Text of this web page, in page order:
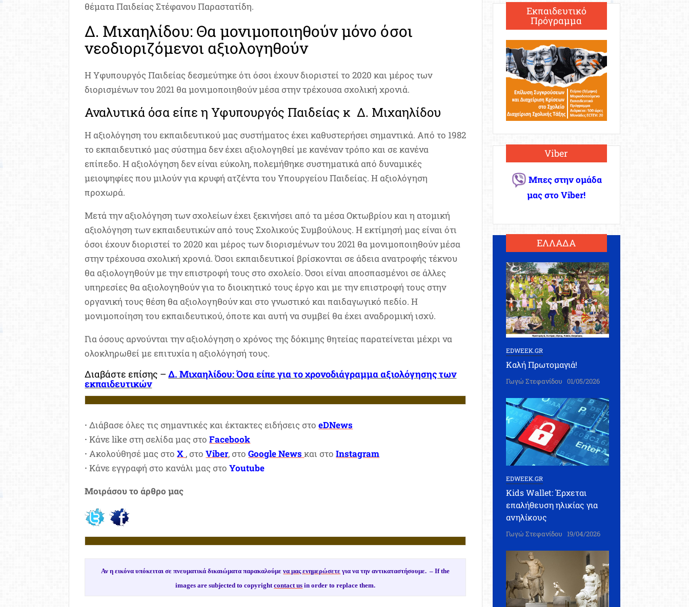
θέματα Παιδείας Στέφανου Παραστατίδη.
Δ. Μιχαηλίδου: Θα μονιμοποιηθούν μόνο όσοι
νεοδιοριζόμενοι αξιολογηθούν
H Υφυπουργός Παιδείας δεσμεύτηκε ότι όσοι έχουν διοριστεί το 2020 και μέρος των
διορισμένων του 2021 θα μονιμοποιηθούν μέσα στην τρέχουσα σχολική χρονιά.
Αναλυτικά όσα είπε η Υφυπουργός Παιδείας κ Δ. Μιχαηλίδου
Η αξιολόγηση του εκπαιδευτικού μας συστήματος έχει καθυστερήσει σημαντικά. Από το 1982
το εκπαιδευτικό μας σύστημα δεν έχει αξιολογηθεί με κανέναν τρόπο και σε κανένα
επίπεδο. Η αξιολόγηση δεν είναι εύκολη, πολεμήθηκε συστηματικά από δυναμικές
μειοψηφίες που μιλούν για κρυφή ατζέντα του Υπουργείου Παιδείας. Η αξιολόγηση
προχωρά.
Μετά την αξιολόγηση των σχολείων έχει ξεκινήσει από τα μέσα Οκτωβρίου και η ατομική
αξιολόγηση των εκπαιδευτικών από τους Σχολικούς Συμβούλους. Η εκτίμησή μας είναι ότι
όσοι έχουν διοριστεί το 2020 και μέρος των διορισμένων του 2021 θα μονιμοποιηθούν μέσα
στην τρέχουσα σχολική χρονιά. Όσοι εκπαιδευτικοί βρίσκονται σε άδεια ανατροφής τέκνου
θα αξιολογηθούν με την επιστροφή τους στο σχολείο. Όσοι είναι αποσπασμένοι σε άλλες
υπηρεσίες θα αξιολογηθούν για το διοικητικό τους έργο και με την επιστροφή τους στην
οργανική τους θέση θα αξιολογηθούν και στο γνωστικό και παιδαγωγικό πεδίο. Η
μονιμοποίηση του εκπαιδευτικού, όποτε και αυτή να συμβεί θα έχει αναδρομική ισχύ.
Για όσους αρνούνται την αξιολόγηση ο χρόνος της δόκιμης θητείας παρατείνεται μέχρι να
ολοκληρωθεί με επιτυχία η αξιολόγησή τους.
Διαβάστε επίσης –Δ. Μιχαηλίδου: Όσα είπε για το χρονοδιάγραμμα αξιολόγησης των
εκπαιδευτικών
· Διάβασε όλες τις σημαντικές και έκτακτες ειδήσεις στοeDNews
· Κάνε like στη σελίδα μας στοFacebook
· Ακολούθησέ μας στοX , στοViber, στοGoogle News και στοInstagram
· Κάνε εγγραφή στο κανάλι μας στοYoutube
Μοιράσου το άρθρο μας
Αν η εικόνα υπόκειται σε πνευματικά δικαιώματα παρακαλούμενα μας ενημερώσετε για να την αντικαταστήσουμε. –If the
images are subjected to copyrightcontact us in order to replace them.
Εκπαιδευτικό
Πρόγραμμα
Viber
Μπες στην ομάδα
μας στο Viber!
ΕΛΛΑΔΑ
EDWEEK.GR
Καλή Πρωτομαγιά!
Γωγώ Στεφανίδου 01/05/2026
EDWEEK.GR
Kids Wallet: Έρχεται
επαλήθευση ηλικίας για
ανηλίκους
Γωγώ Στεφανίδου 19/04/2026